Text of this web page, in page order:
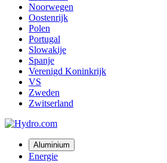
Noorwegen
Oostenrijk
Polen
Portugal
Slowakije
Spanje
Verenigd Koninkrijk
VS
Zweden
Zwitserland
Aluminium
Energie